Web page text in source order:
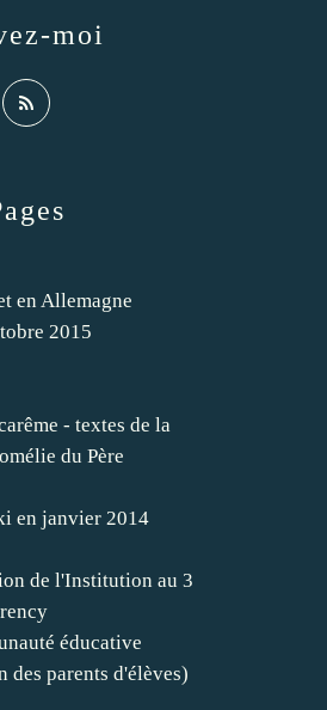
en Allemagne
2015
- textes de la
du Père
en janvier 2014
de l'Institution au 3
éducative
des parents d'élèves)
moi